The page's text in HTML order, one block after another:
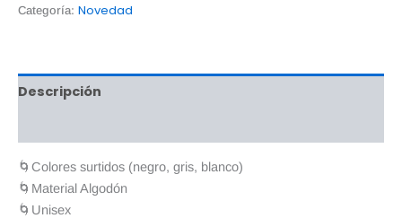
Categoría: Novedad
Descripción
🌀Colores surtidos (negro, gris, blanco)
🌀Material Algodón
🌀Unisex